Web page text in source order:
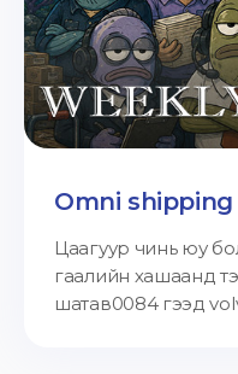
Omni
Цаагуур чинь юу
гаалийн хашаанд
шатав0084 гээд